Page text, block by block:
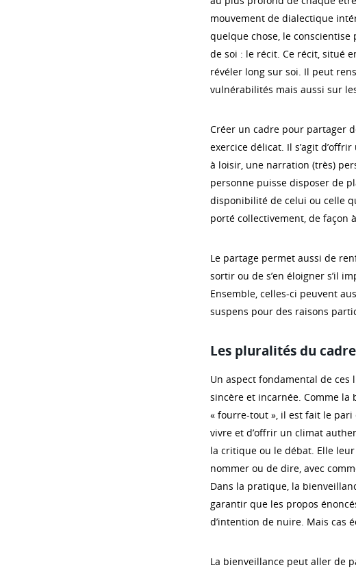
mouvement de dialectique
quelque chose, le
de soi : le récit. Ce récit, situé
révéler long sur soi. Il peut
vulnérabilités mais aussi sur
Créer un cadre pour partager
exercice délicat. Il s’agit
à loisir, une narration (très)
personne puisse disposer de
disponibilité de celui ou celle
porté collectivement, de façon
Le partage permet aussi de
sortir ou de s’en éloigner s’il
Ensemble, celles-ci peuvent
suspens pour des raisons
Les pluralités du cadre
Un aspect fondamental de
sincère et incarnée. Comme
« fourre-tout », il est fait le
vivre et d’offrir un climat
la critique ou le débat. Elle
nommer ou de dire, avec
Dans la pratique, la
garantir que les propos
d’intention de nuire. Mais cas
La bienveillance peut aller de